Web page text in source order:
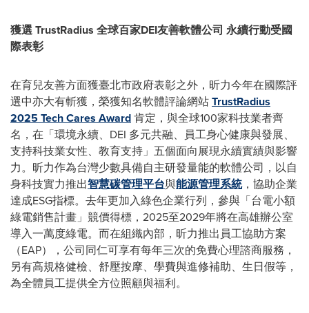
獲選 TrustRadius 全球百家DEI友善軟體公司 永續行動受國
際表彰
在育兒友善方面獲臺北市政府表彰之外，昕力今年在國際評
選中亦大有斬獲，榮獲知名軟體評論網站TrustRadius
2025 Tech Cares Award肯定，與全球100家科技業者齊
名，在「環境永續、DEI 多元共融、員工身心健康與發展、
支持科技業女性、教育支持」五個面向展現永續實績與影響
力。昕力作為台灣少數具備自主研發量能的軟體公司，以自
身科技實力推出智慧碳管理平台與能源管理系統，協助企業
達成ESG指標。去年更加入綠色企業行列，參與「台電小額
綠電銷售計畫」競價得標，2025至2029年將在高雄辦公室
導入一萬度綠電。而在組織內部，昕力推出員工協助方案
（EAP），公司同仁可享有每年三次的免費心理諮商服務，
另有高規格健檢、舒壓按摩、學費與進修補助、生日假等，
為全體員工提供全方位照顧與福利。